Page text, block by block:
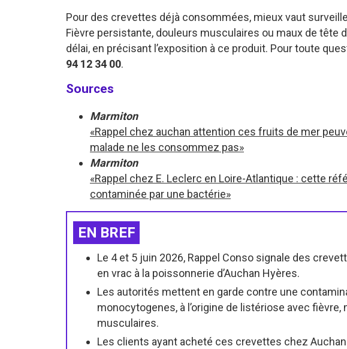
Pour des crevettes déjà consommées, mieux vaut
Fièvre persistante, douleurs musculaires ou maux de tête
délai, en précisant l’exposition à ce produit. Pour toute
94 12 34 00.
Sources
Marmiton
«Rappel chez auchan attention ces fruits de mer
malade ne les consommez pas»
Marmiton
«Rappel chez E. Leclerc en Loire-Atlantique : cette
contaminée par une bactérie»
EN BREF
Le 4 et 5 juin 2026, Rappel Conso signale des
en vrac à la poissonnerie d’Auchan Hyères.
Les autorités mettent en garde contre une
monocytogenes, à l’origine de listériose avec
musculaires.
Les clients ayant acheté ces crevettes chez